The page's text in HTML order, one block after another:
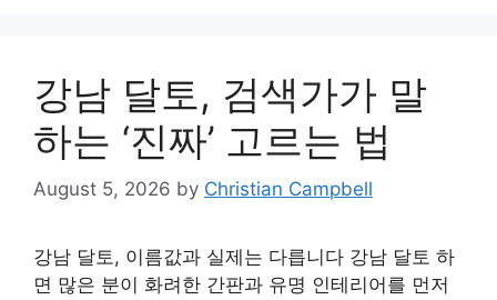
강남 달토, 검색가가 말
하는 ‘진짜’ 고르는 법
August 5, 2026 by Christian Campbell
강남 달토, 이름값과 실제는 다릅니다 강남 달토 하
면 많은 분이 화려한 간판과 유명 인테리어를 먼저